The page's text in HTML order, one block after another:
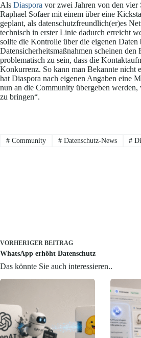
Als Diaspora vor zwei Jahren von den vier
Raphael Sofaer mit einem über eine
geplant, als datenschutzfreundlich(er)es
technisch in erster Linie dadurch erreicht
sollte die Kontrolle über die eigenen Daten
Datensicherheitsmaßnahmen scheinen
problematisch zu sein, dass die
Konkurrenz. So kann man Bekannte nicht
hat Diaspora nach eigenen Angaben eine
nun an die Community übergeben
zu bringen“.
#Community #Datenschutz-News #
VORHERIGER BEITRAG
WhatsApp erhöht Datenschutz
Das könnte Sie auch interessieren..